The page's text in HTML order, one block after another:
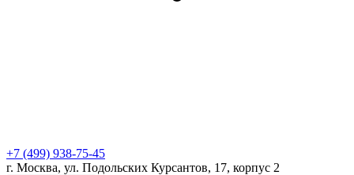
+7 (499) 938-75-45
г. Москва, ул. Подольских Курсантов, 17, корпус 2